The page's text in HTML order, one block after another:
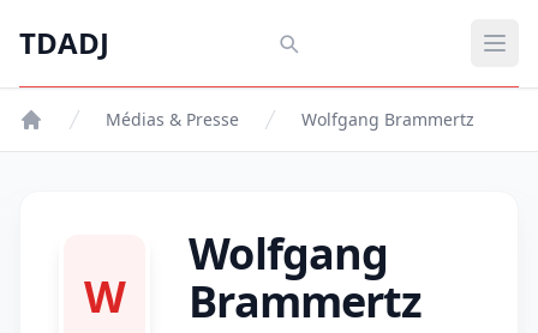
TDADJ
TDADJ
Médias & Presse Wolfgang Brammertz
W
Wolfgang
Brammertz